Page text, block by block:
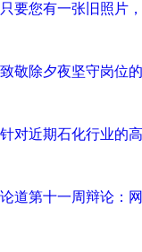
只要您有一张旧照片
致敬除夕夜坚守岗位
针对近期石化行业的
论道第十一周辩论：